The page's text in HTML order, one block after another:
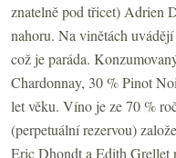
znatelně pod třicet) Adrien
nahoru. Na vinětách
což je paráda.
Chardonnay, 30 % Pinot
let věku. Víno je ze 70 %
(perpetuální rezervou)
Eric Dhondt a Edith Grellet